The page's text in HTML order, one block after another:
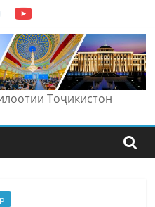
Тоҷикистон